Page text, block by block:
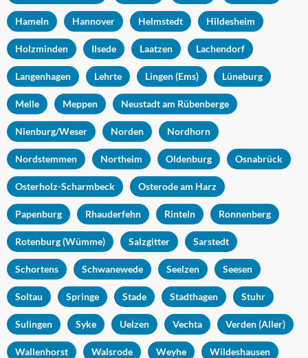
Hameln Hannover Helmstedt Hildesheim
Holzminden Ilsede Laatzen Lachendorf
Langenhagen Lehrte Lingen (Ems) Lüneburg
Melle Meppen Neustadt am Rübenberge
Nienburg/Weser Norden Nordhorn
Nordstemmen Northeim Oldenburg Osnabrück
Osterholz-Scharmbeck Osterode am Harz
Papenburg Rhauderfehn Rinteln Ronnenberg
Rotenburg (Wümme) Salzgitter Sarstedt
Schortens Schwanewede Seelzen Seesen
Soltau Springe Stade Stadthagen Stuhr
Sulingen Syke Uelzen Vechta Verden (Aller)
Wallenhorst Walsrode Weyhe Wildeshausen